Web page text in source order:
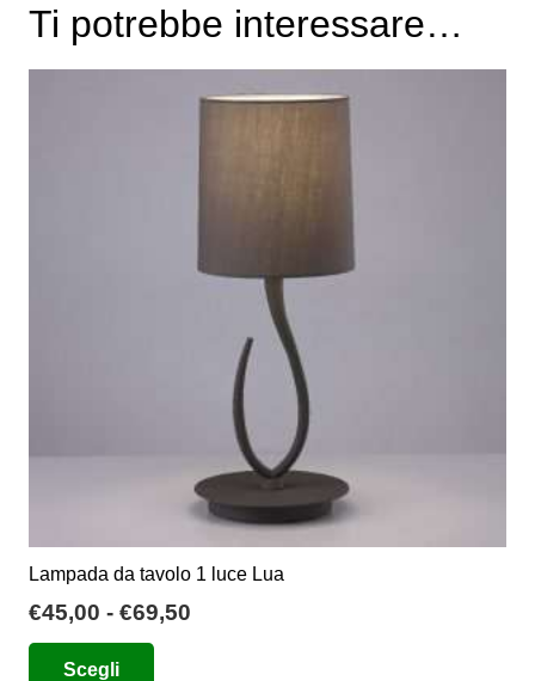
Ti potrebbe interessare…
Lampada da tavolo 1 luce Lua
€45,00 - €69,50
Scegli